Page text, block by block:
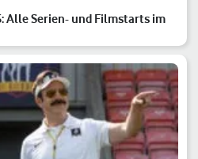
Alle Serien- und Filmstarts im